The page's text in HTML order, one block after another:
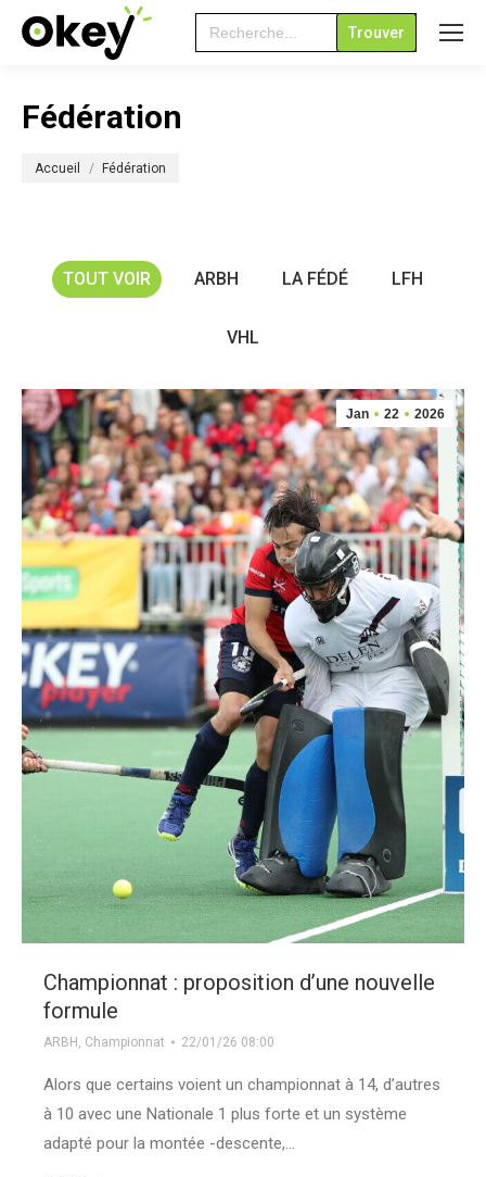
Search
for:
Fédération
Accueil Fédération
TOUT VOIR ARBH LA FÉDÉ LFH
VHL
Jan 22 2026
Championnat : proposition d’une nouvelle
formule
ARBH , Championnat 22/01/26 08:00
Alors que certains voient un championnat à 14, d’autres
à 10 avec une Nationale 1 plus forte et un système
adapté pour la montée -descente,…